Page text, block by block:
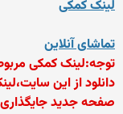
لینک کمکی
تماشای آنلاین
دانلود از این
صفحه جدید جایگذاری